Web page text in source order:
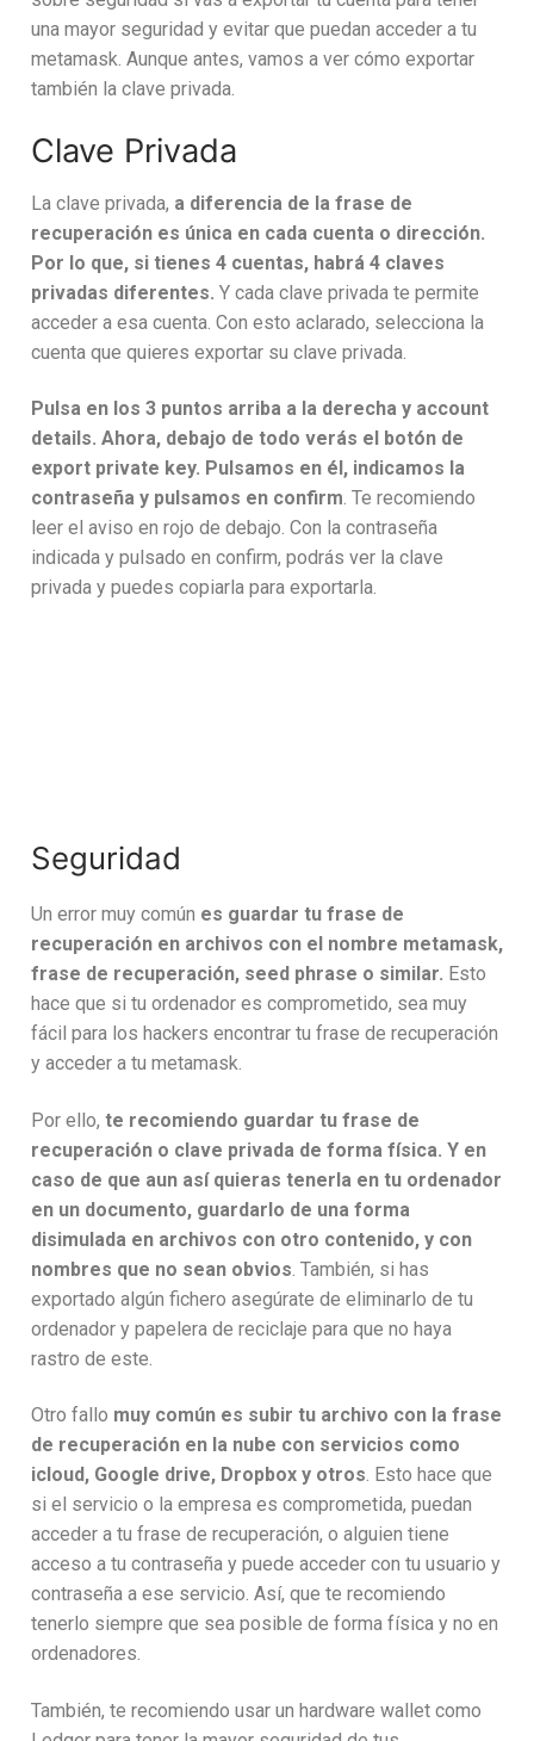
una mayor seguridad y evitar que puedan acceder a tu
metamask. Aunque antes, vamos a ver cómo exportar
también la clave privada.
Clave Privada
La clave privada, a diferencia de la frase de
recuperación es única en cada cuenta o dirección.
Por lo que, si tienes 4 cuentas, habrá 4 claves
privadas diferentes. Y cada clave privada te permite
acceder a esa cuenta. Con esto aclarado, selecciona la
cuenta que quieres exportar su clave privada.
Pulsa en los 3 puntos arriba a la derecha y account
details. Ahora, debajo de todo verás el botón de
export private key. Pulsamos en él, indicamos la
contraseña y pulsamos en confirm. Te recomiendo
leer el aviso en rojo de debajo. Con la contraseña
indicada y pulsado en confirm, podrás ver la clave
privada y puedes copiarla para exportarla.
Seguridad
Un error muy común es guardar tu frase de
recuperación en archivos con el nombre metamask,
frase de recuperación, seed phrase o similar. Esto
hace que si tu ordenador es comprometido, sea muy
fácil para los hackers encontrar tu frase de recuperación
y acceder a tu metamask.
Por ello, te recomiendo guardar tu frase de
recuperación o clave privada de forma física. Y en
caso de que aun así quieras tenerla en tu ordenador
en un documento, guardarlo de una forma
disimulada en archivos con otro contenido, y con
nombres que no sean obvios . También, si has
exportado algún fichero asegúrate de eliminarlo de tu
ordenador y papelera de reciclaje para que no haya
rastro de este.
Otro fallo muy común es subir tu archivo con la frase
de recuperación en la nube con servicios como
icloud, Google drive, Dropbox y otros. Esto hace que
si el servicio o la empresa es comprometida, puedan
acceder a tu frase de recuperación, o alguien tiene
acceso a tu contraseña y puede acceder con tu usuario y
contraseña a ese servicio. Así, que te recomiendo
tenerlo siempre que sea posible de forma física y no en
ordenadores.
También, te recomiendo usar un hardware wallet como